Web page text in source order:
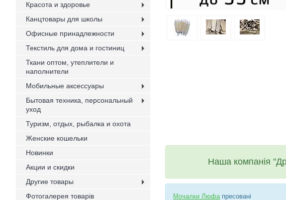
Наша компанія
Мочалки Люфа пресовані
Красота и здоровье
Канцтовары для школы
Офисные принадлежности
Текстиль для дома и гостиниц
Ткани оптом, утеплители и
наполнители
Мобильные аксессуары
Бытовая техника, персональный
уход
Туризм, отдых, рыбалка и охота
Женские кошельки
Новинки
Акции и скидки
Другие товары
Фотогалерея товарів